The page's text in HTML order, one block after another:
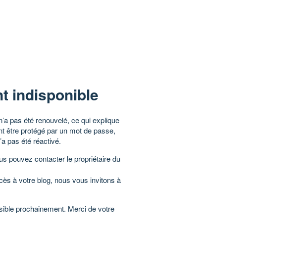
indisponible
pas été renouvelé, ce qui explique
être protégé par un mot de passe,
pas été réactivé.
pouvez contacter le propriétaire du
à votre blog, nous vous invitons à
prochainement. Merci de votre